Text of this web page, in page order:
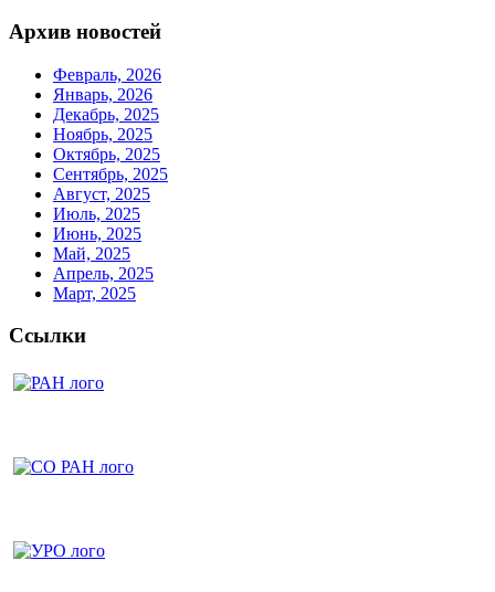
Архив новостей
Февраль, 2026
Январь, 2026
Декабрь, 2025
Ноябрь, 2025
Октябрь, 2025
Сентябрь, 2025
Август, 2025
Июль, 2025
Июнь, 2025
Май, 2025
Апрель, 2025
Март, 2025
Ссылки